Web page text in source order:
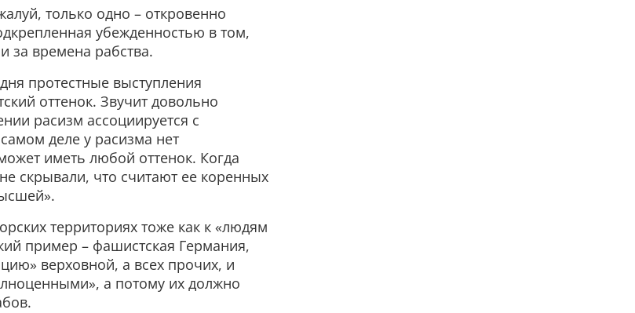
только одно – откровенно
убежденностью в том,
за времена рабства.
протестные выступления
оттенок. Звучит довольно
расизм ассоциируется с
деле у расизма нет
иметь любой оттенок. Когда
скрывали, что считают ее коренных
территориях тоже как к «людям
пример – фашистская Германия,
верховной, а всех прочих, и
а потому их должно